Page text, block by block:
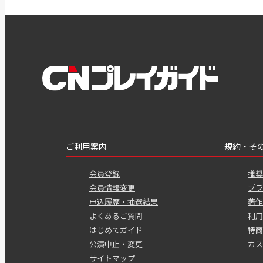
ご利用案内
会員登録
会員情報変更
申込履歴・抽選結果
よくあるご質問
はじめてガイド
公演中止・変更
サイトマップ
規約・そ
推
プ
著
利
特
カ